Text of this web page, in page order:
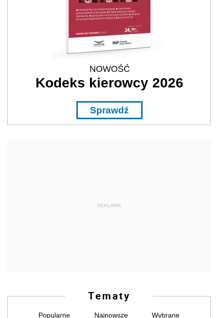
NOWOŚĆ
Kodeks kierowcy 2026
Sprawdź
REKLAMA
Tematy
Popularne Najnowsze Wybrane